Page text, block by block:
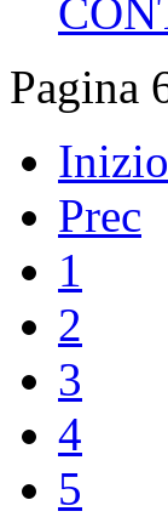
Pagina
Inizio
Prec
1
2
3
4
5